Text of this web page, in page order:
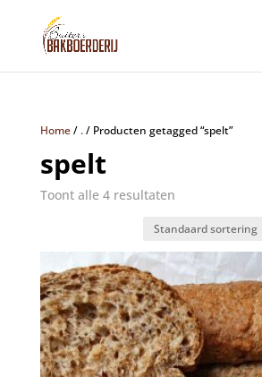
Home/ ./ Producten getagged “spelt”
spelt
Toont alle 4 resultaten